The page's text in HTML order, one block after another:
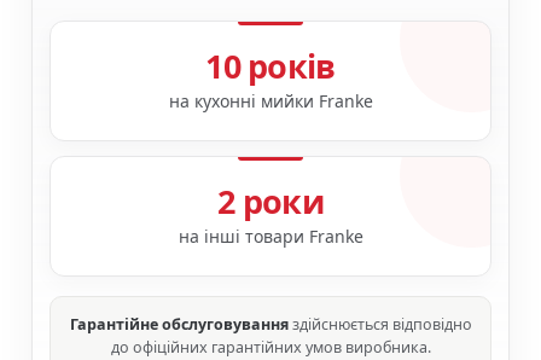
10 років
на кухонні мийки Franke
2 роки
на інші товари Franke
Гарантійне обслуговуванняздійснюється відповідно
до офіційних гарантійних умов виробника.